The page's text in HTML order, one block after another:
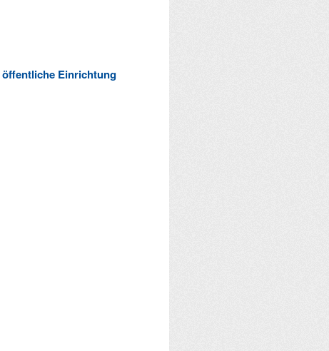
öffentliche Einrichtung